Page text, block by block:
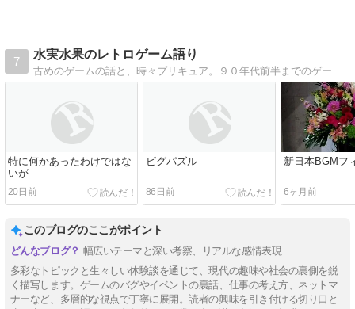
年編】
7
水実水果のレトロゲーム語り
特に何かあったわけではな
いが
20日前
ピグパズル
86日前
新日本BGMフ
6ヶ月前
このブログのここがポイント
幅広いテーマと深い考察、リアルな感情表現
多彩なトピックと生々しい体験談を通じて、現代の趣味や社会の裏側を鋭
く描写します。ゲームのバグやイベントの裏話、仕事の考え方、ネットマ
ナーなど、多層的な視点で丁寧に展開。読者の興味を引き付ける切り口と